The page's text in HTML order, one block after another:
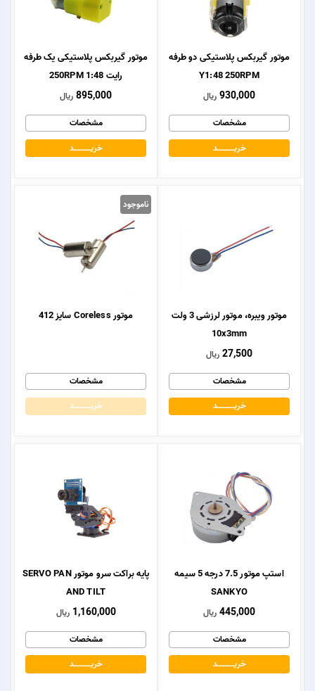
موتور گیربکس پلاستیکی دو طرفه
Y1:48 250RPM
930,000 ریال
مشخصات
خریــــــــــــد
موتور گیربکس پلاستیکی یک طرفه
رایت 1:48 250RPM
895,000 ریال
مشخصات
خریــــــــــــد
موتور ویبره، موتور لرزشی 3 ولت
10x3mm
27,500 ریال
مشخصات
خریــــــــــــد
ناموجود
موتور Coreless سایز 412
مشخصات
خریــــــــــــد
استپ موتور 7.5 درجه 5 سیمه
SANKYO
445,000 ریال
مشخصات
خریــــــــــــد
پایه براکت سرو موتور SERVO PAN
AND TILT
1,160,000 ریال
مشخصات
خریــــــــــــد